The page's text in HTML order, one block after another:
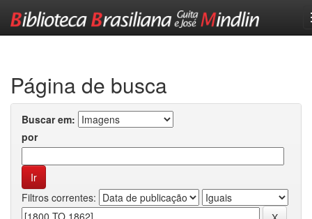
Página de busca
Buscar em:
por
Filtros correntes: